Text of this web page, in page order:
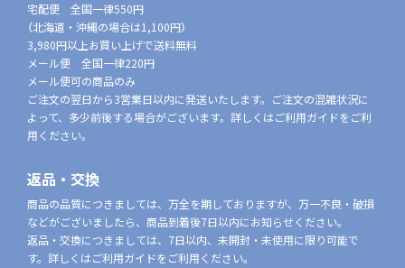
宅配便 全国一律550円
（北海道・沖縄の場合は1,100円）
3,980円以上お買い上げで送料無料
メール便 全国一律220円
メール便可の商品のみ
ご注文の翌日から3営業日以内に発送いたします。ご注文の混雑状況に
よって、多少前後する場合がございます。詳しくはご利用ガイドをご利
用ください。
返品・交換
商品の品質につきましては、万全を期しておりますが、万一不良・破損
などがございましたら、商品到着後7日以内にお知らせください。
返品・交換につきましては、7日以内、未開封・未使用に限り可能で
す。詳しくはご利用ガイドをご利用ください。